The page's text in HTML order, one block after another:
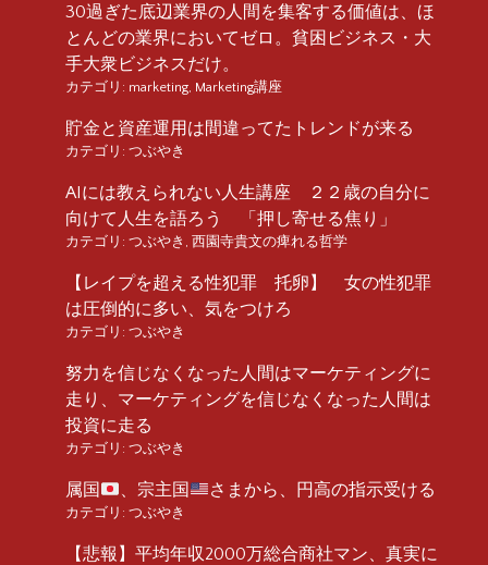
30過ぎた底辺業界の人間を集客する価値は、ほ
とんどの業界においてゼロ。貧困ビジネス・大
手大衆ビジネスだけ。
カテゴリ: marketing, Marketing講座
貯金と資産運用は間違ってたトレンドが来る
カテゴリ: つぶやき
AIには教えられない人生講座 ２２歳の自分に
向けて人生を語ろう 「押し寄せる焦り」
カテゴリ: つぶやき , 西園寺貴文の痺れる哲学
【レイプを超える性犯罪 托卵】 女の性犯罪
は圧倒的に多い、気をつけろ
カテゴリ: つぶやき
努力を信じなくなった人間はマーケティングに
走り、マーケティングを信じなくなった人間は
投資に走る
カテゴリ: つぶやき
属国 、宗主国 さまから、円高の指示受ける
カテゴリ: つぶやき
【悲報】平均年収2000万総合商社マン、真実に